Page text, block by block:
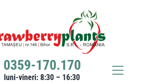
0359-170.170
luni-vineri: 8:30 – 16:30